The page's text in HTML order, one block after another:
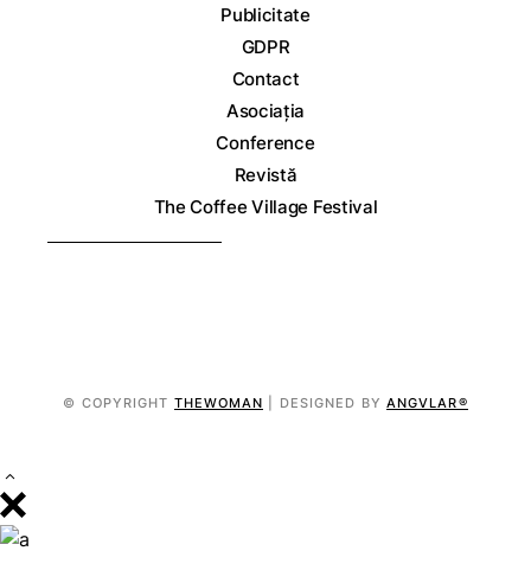
Publicitate
GDPR
Contact
Asociația
Conference
Revistă
The Coffee Village Festival
© COPYRIGHT THEWOMAN | DESIGNED BY ANGVLAR®